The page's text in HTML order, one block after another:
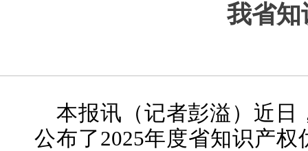
我省知
本报讯（记者彭溢）近日
公布了2025年度省知识产